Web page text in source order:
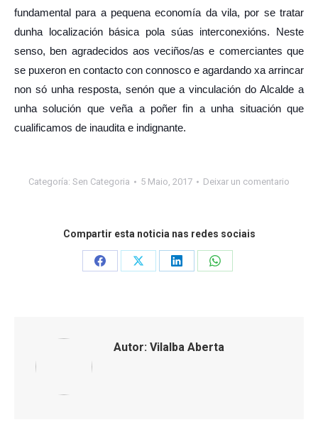
fundamental para a pequena economía da vila, por se tratar
dunha localización básica pola súas interconexións. Neste
senso, ben agradecidos aos veciños/as e comerciantes que
se puxeron en contacto con connosco e agardando xa arrincar
non só unha resposta, senón que a vinculación do Alcalde a
unha solución que veña a poñer fin a unha situación que
cualificamos de inaudita e indignante.
Categoría: Sen Categoria 5 Maio, 2017 Deixar un comentario
Compartir esta noticia nas redes sociais
Share
Share
Share
Share
Autor: Vilalba Aberta